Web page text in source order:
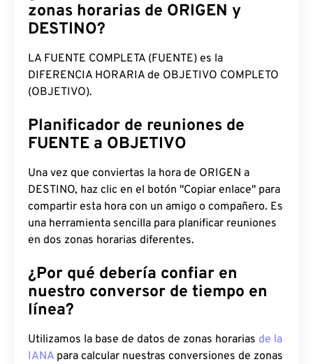
zonas horarias de ORIGEN y
DESTINO?
LA FUENTE COMPLETA (FUENTE) es la
DIFERENCIA HORARIA de OBJETIVO COMPLETO
(OBJETIVO).
Planificador de reuniones de
FUENTE a OBJETIVO
Una vez que conviertas la hora de ORIGEN a
DESTINO, haz clic en el botón "Copiar enlace" para
compartir esta hora con un amigo o compañero. Es
una herramienta sencilla para planificar reuniones
en dos zonas horarias diferentes.
¿Por qué debería confiar en
nuestro conversor de tiempo en
línea?
Utilizamos la base de datos de zonas horarias de la
IANA para calcular nuestras conversiones de zonas